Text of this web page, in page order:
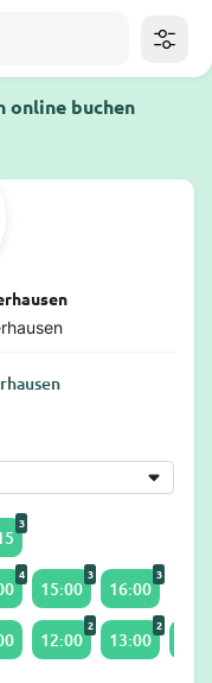
online buchen
3
4
15:00
3
16:00
3
12:00
2
13:00
2